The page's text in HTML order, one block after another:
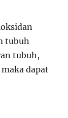
tubuh
tubuh,
dapat